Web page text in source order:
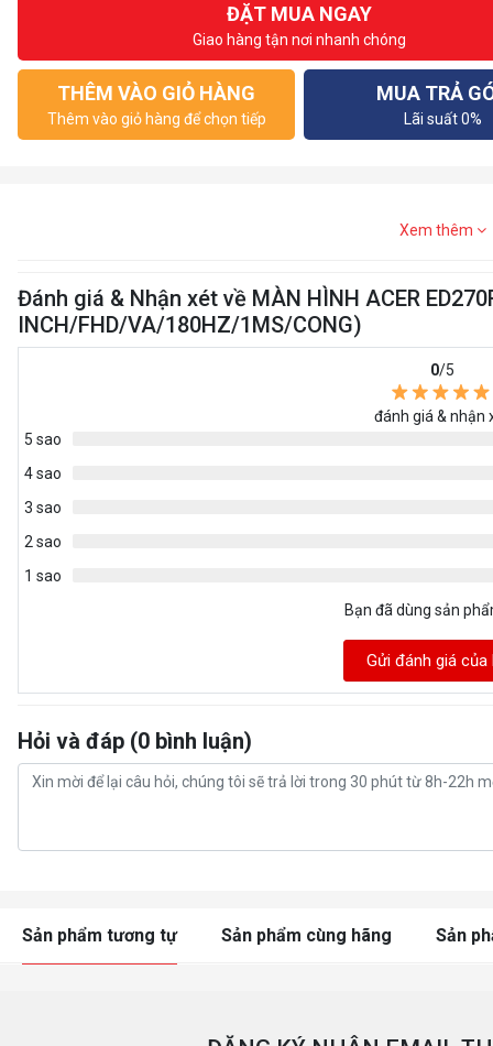
ĐẶT MUA NGAY
Giao hàng tận nơi nhanh chóng
THÊM VÀO GIỎ HÀNG
Thêm vào giỏ hàng để chọn tiếp
MUA TRẢ
Lãi suất 0%
Xem thêm
Đánh giá & Nhận xét về MÀN HÌNH ACER
INCH/FHD/VA/180HZ/1MS/CONG)
0/5
đánh giá & nhận
5 sao
4 sao
3 sao
2 sao
1 sao
Bạn đã dùng sản
Gửi đánh giá của
Hỏi và đáp (0 bình luận)
Sản phẩm tương tự Sản phẩm cùng hãng Sản